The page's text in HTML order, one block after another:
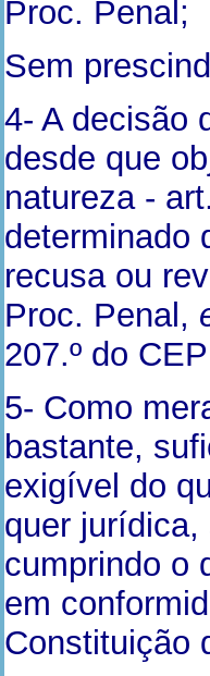
Proc. Penal;
Sem
4- A decisão
desde que
natureza -
determinado
recusa ou
Proc. Penal,
207.º do
5- Como
bastante,
exigível do
quer
cumprindo o
em
Constituição